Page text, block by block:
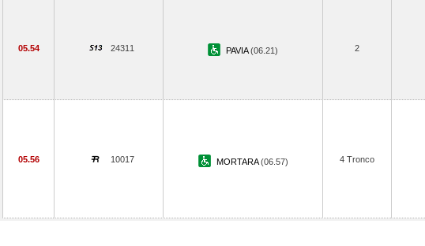
05.54 24311 PAVIA(06.21) 2
05.56 10017 MORTARA(06.57) 4 Tronco